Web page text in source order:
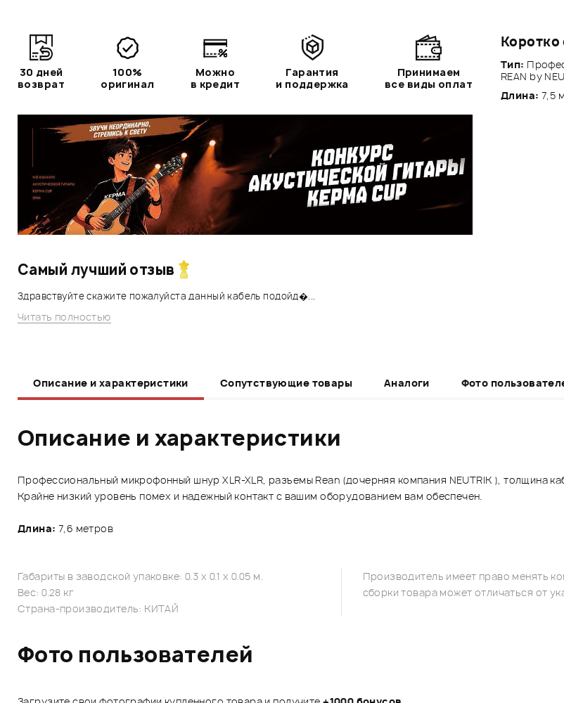
Коротко
Тип:
REAN by
Длина: 7,5
30 дней
возврат
100%
оригинал
Можно
в кредит
Гарантия
и поддержка
Принимаем
все виды оплат
Самый лучший отзыв
Здравствуйте скажите пожалуйста данный кабель подойд�...
Читать полностью
Описание и характеристики Сопутствующие товары Аналоги Фото
Описание и характеристики
Профессиональный микрофонный шнур XLR-XLR, разъемы Rean (дочерняя компания NEUTRIK ), толщина
Крайне низкий уровень помех и надежный контакт с вашим оборудованием вам обеспечен.
Длина: 7,6 метров
Габариты в заводской упаковке: 0.3 x 0.1 x 0.05 м.
Вес: 0.28 кг
Страна-производитель: КИТАЙ
Производитель имеет право менять
сборки товара может отличаться от
Фото пользователей